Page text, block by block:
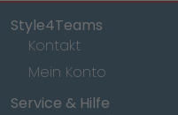
Style4Teams
Kontakt
Mein Konto
Service & Hilfe